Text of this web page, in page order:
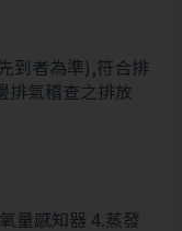
到者為準),符合排
排氣稽查之排放
量感知器 4.蒸發